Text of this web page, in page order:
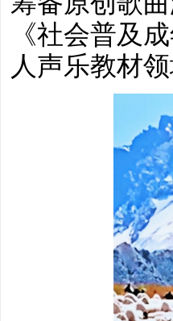
《社会普及
人声乐教材领